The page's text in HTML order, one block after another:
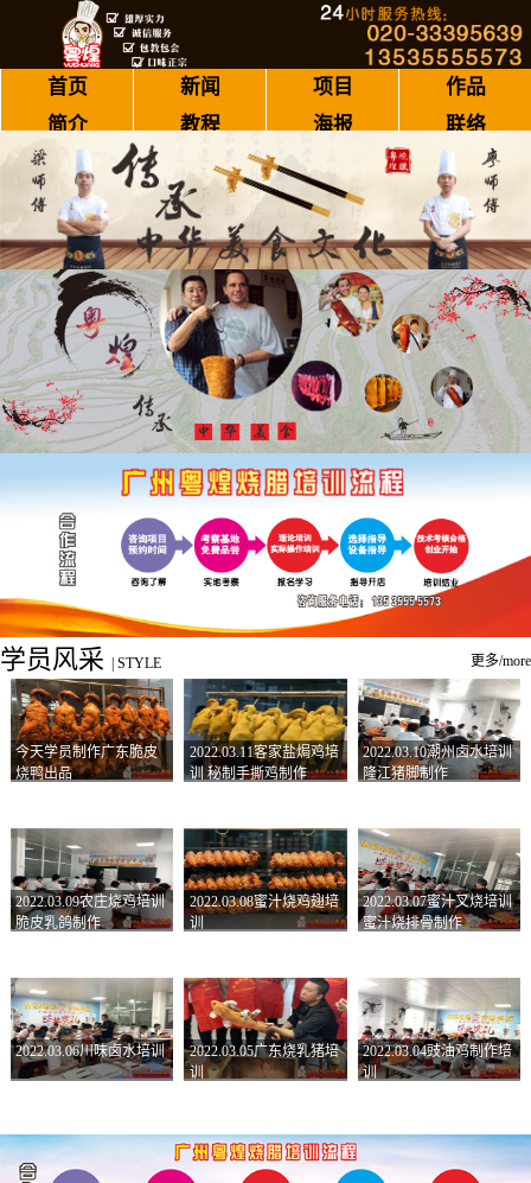
首页 新闻 项目
作品
简介
教程 海报 联络
学员风采 STYLE 更多/more
今天学员制作广东脆皮
烧鸭出品
2022.03.11客家盐焗鸡培
训 秘制手撕鸡制作
2022.03.10潮州卤水培训
隆江猪脚制作
2022.03.09农庄烧鸡培训
脆皮乳鸽制作
2022.03.08蜜汁烧鸡翅培
训
2022.03.07蜜汁叉烧培训
蜜汁烧排骨制作
2022.03.06川味卤水培训
2022.03.05广东烧乳猪培
训
2022.03.04豉油鸡制作培
训